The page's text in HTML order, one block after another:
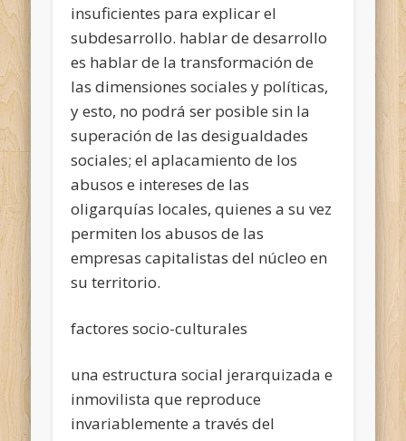
insuficientes para explicar el
subdesarrollo. hablar de desarrollo
es hablar de la transformación de
las dimensiones sociales y políticas,
y esto, no podrá ser posible sin la
superación de las desigualdades
sociales; el aplacamiento de los
abusos e intereses de las
oligarquías locales, quienes a su vez
permiten los abusos de las
empresas capitalistas del núcleo en
su territorio.
factores socio-culturales
una estructura social jerarquizada e
inmovilista que reproduce
invariablemente a través del